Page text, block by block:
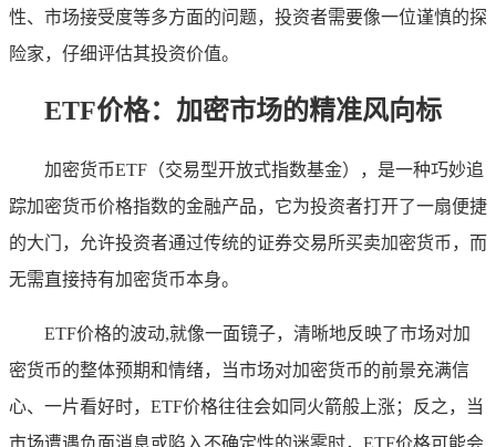
性、市场接受度等多方面的问题，投资者需要像一位谨慎的探
险家，仔细评估其投资价值。
ETF价格：加密市场的精准风向标
加密货币ETF（交易型开放式指数基金），是一种巧妙追
踪加密货币价格指数的金融产品，它为投资者打开了一扇便捷
的大门，允许投资者通过传统的证券交易所买卖加密货币，而
无需直接持有加密货币本身。
ETF价格的波动,就像一面镜子，清晰地反映了市场对加
密货币的整体预期和情绪，当市场对加密货币的前景充满信
心、一片看好时，ETF价格往往会如同火箭般上涨；反之，当